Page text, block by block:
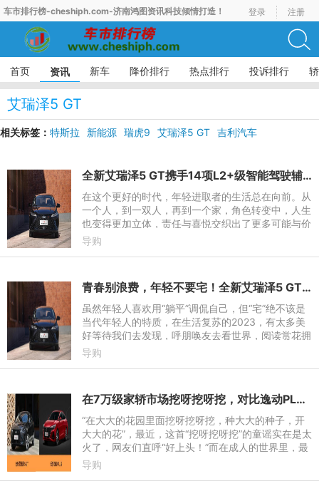
车市排行榜-cheshiph.com-济南鸿图资讯科技倾情打造！ 登录 注册
首页 资讯 新车 降价排行 热点排行 投诉排行
艾瑞泽5 GT
相关标签： 特斯拉 新能源 瑞虎9 艾瑞泽5 GT 吉利汽车
全新艾瑞泽5 GT携手14项L2+级智能驾驶辅助系统，致敬进取者生活
在这个更好的时代，年轻进取者的生活总在向前。从
一个人，到一双人，再到一个家，角色转变中，人生
也变得更加立体，责任与喜悦交织出了更多可能与价
值。对不少年轻的家庭来说，一台座驾为生活带来的
导购
青春别浪费，年轻不要宅！全新艾瑞泽5 GT陪你夏日“寻欢”
虽然年轻人喜欢用“躺平”调侃自己，但“宅”绝不该是
当代年轻人的特质，在生活复苏的2023，有太多美
好等待我们去发现，呼朋唤友去看世界，阅读赏花拥
抱自然，才是青春最好的注解！更积极进取的生活方
导购
在7万级家轿市场挖呀挖呀挖，对比逸动PLUS，全新艾瑞泽5 GT赢在哪？
“在大大的花园里面挖呀挖呀挖，种大大的种子，开
大大的花”，最近，这首“挖呀挖呀挖”的童谣实在是太
火了，网友们直呼“好上头！”而在成人的世界里，最
喜爱的不是挖坑种豆，而是在生活细节中挖掘宝藏。
导购